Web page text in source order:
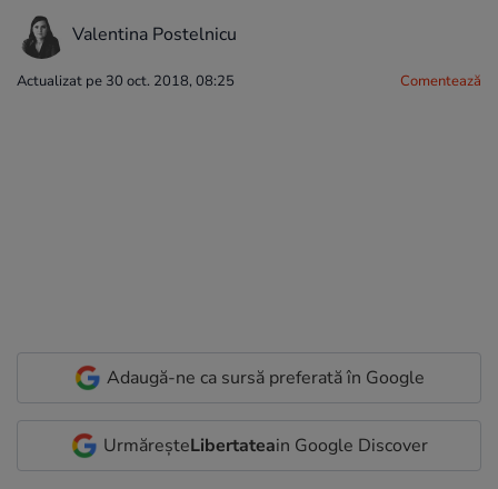
Valentina Postelnicu
Actualizat pe 30 oct. 2018, 08:25 Comentează
Adaugă-ne ca sursă preferată în Google
UrmăreșteLibertateain Google Discover